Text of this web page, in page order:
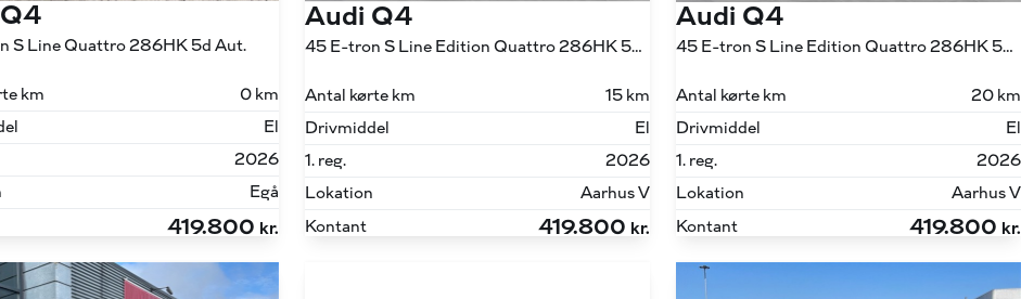
S Line Quattro 286HK 5d Aut.
km
0 km
El
2026
Egå
419.800 kr.
Audi Q4
45 E-tron S Line Edition Quattro 286HK 5d Aut.
Antal kørte km
15 km
Drivmiddel
El
1. reg.
2026
Lokation
Aarhus V
Kontant
419.800 kr.
Audi Q4
45 E-tron S Line Edition Quattro 286HK 5d Aut.
Antal kørte km
20 km
Drivmiddel
El
1. reg.
2026
Lokation
Aarhus V
Kontant
419.800 kr.